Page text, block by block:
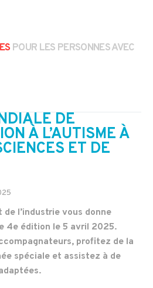
POUR LES PERSONNES AVEC
DE
À L’AUTISME À
ET DE
l’industrie vous donne
4e édition le 5 avril 2025.
profitez de la
spéciale et assistez à de